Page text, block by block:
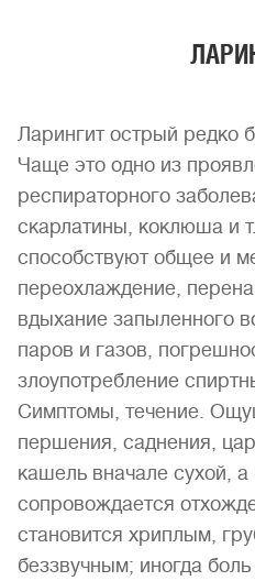
Ларингит острый редко
Чаще это одно из
респираторного
скарлатины, коклюша и
способствуют общее и
переохлаждение,
вдыхание запыленного
паров и газов,
злоупотребление
Симптомы, течение.
першения, саднения,
кашель вначале сухой,
сопровождается
становится хриплым,
беззвучным; иногда